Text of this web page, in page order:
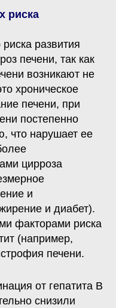
риска
развития
печени, так как
возникают не
хроническое
печени, при
постепенно
что нарушает ее
цирроза
и
и диабет).
факторами риска
(например,
печени.
от гепатита В
снизили